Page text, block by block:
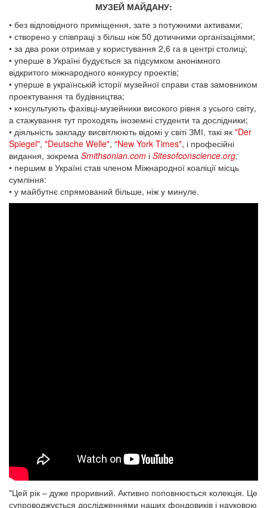
МУЗЕЙ МАЙДАНУ:
• без відповідного приміщення, зате з потужними активами;
• створено у співпраці з більш ніж 50 дотичними організаціями;
• за два роки отримав у користування 2,6 га в центрі столиці;
• уперше в Україні будується за підсумком анонімного
відкритого міжнародного конкурсу проектів;
• уперше в українській історії музейної справи став замовником
проектування та будівництва;
• консультують фахівці-музейники високого рівня з усього світу,
а стажування тут проходять іноземні студенти та дослідники;
• діяльність закладу висвітлюють відомі у світі ЗМІ, такі як "Der
Spiegel", "Deutsche Welle", "New York Times", і професійні
видання, зокрема Smithsonian.com і Sitesofconscience.org;
• першим в Україні став членом Міжнародної коаліції місць
сумління:
• у майбутнє спрямований більше, ніж у минуле.
"Цей рік – дуже проривний. Активно поповнюється колекція. Це
супроводжується дослідженнями наших фондовиків і науковою